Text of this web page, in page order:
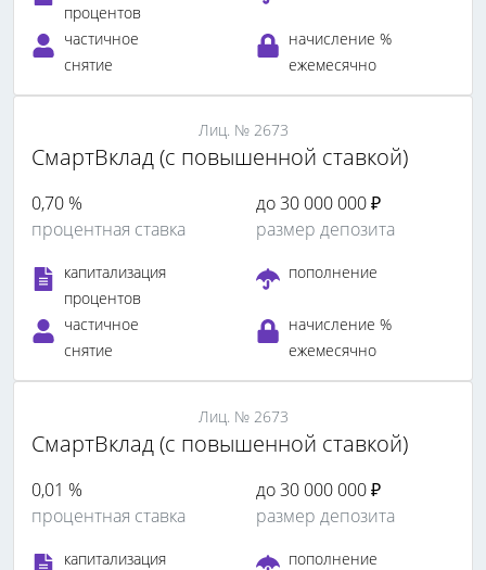
процентов
частичное
снятие
начисление %
ежемесячно
Лиц. № 2673
СмартВклад (с повышенной ставкой)
0,70 %
процентная ставка
до 30 000 000 ₽
размер депозита
капитализация
процентов
пополнение
частичное
снятие
начисление %
ежемесячно
Лиц. № 2673
СмартВклад (с повышенной ставкой)
0,01 %
процентная ставка
до 30 000 000 ₽
размер депозита
капитализация
пополнение